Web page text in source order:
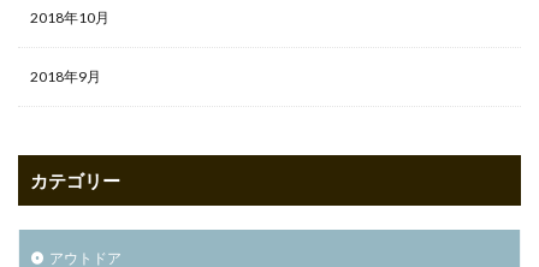
2018年10月
2018年9月
カテゴリー
アウトドア